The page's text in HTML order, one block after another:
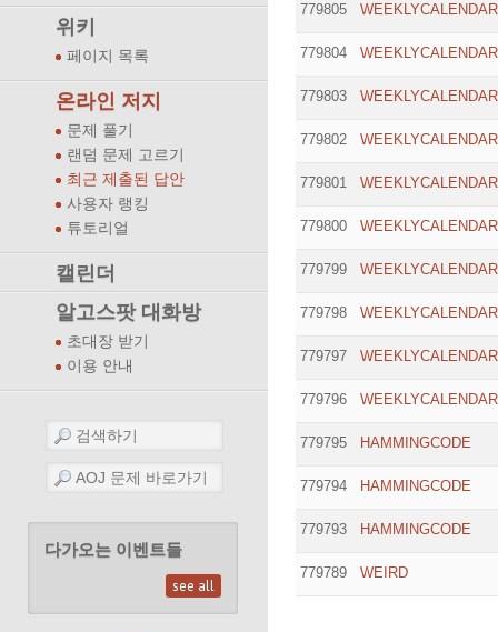
위키
페이지 목록
온라인 저지
문제 풀기
랜덤 문제 고르기
최근 제출된 답안
사용자 랭킹
튜토리얼
캘린더
알고스팟 대화방
초대장 받기
이용 안내
다가오는 이벤트들
see all
779805 WEEKLYCALENDAR
779804 WEEKLYCALENDAR
779803 WEEKLYCALENDAR
779802 WEEKLYCALENDAR
779801 WEEKLYCALENDAR
779800 WEEKLYCALENDAR
779799 WEEKLYCALENDAR
779798 WEEKLYCALENDAR
779797 WEEKLYCALENDAR
779796 WEEKLYCALENDAR
779795 HAMMINGCODE
779794 HAMMINGCODE
779793 HAMMINGCODE
779789 WEIRD